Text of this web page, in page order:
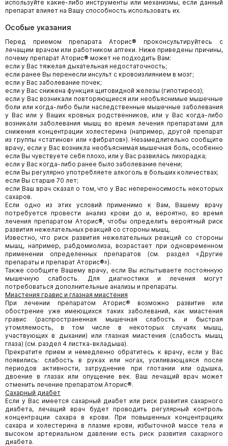
используйте какие-либо инструменты или механизмы, если данный
препарат влияет на Вашу способность использовать их.
Особые указания
Перед приемом препарата Аторис® проконсультируйтесь с
лечащим врачом или работником аптеки. Ниже приведены причины,
почему препарат Аторис® может не подходить Вам:
если у Вас тяжелая дыхательная недостаточность;
если ранее Вы перенесли инсульт с кровоизлиянием в мозг;
если у Вас заболевание почек;
если у Вас снижена функция щитовидной железы (гипотиреоз);
если у Вас возникали повторяющиеся или необъяснимые мышечные
боли или когда-либо были наследственные мышечные заболевания
у Вас или у Ваших кровных родственников, или у Вас когда-либо
возникали заболевания мышц во время лечения препаратами для
снижения концентрации холестерина (например, другой препарат
из группы «статинов» или «фибратов»). Незамедлительно сообщите
врачу, если у Вас возникла необъяснимая мышечная боль, особенно
если Вы чувствуете себя плохо, или у Вас развилась лихорадка;
если у Вас когда-либо ранее было заболевание печени;
если Вы регулярно употребляете алкоголь в больших количествах;
если Вы старше 70 лет;
если Ваш врач сказал о том, что у Вас непереносимость некоторых
сахаров.
Если одно из этих условий применимо к Вам, Вашему врачу
потребуется провести анализ крови до и, вероятно, во время
лечения препаратом Аторис®, чтобы определить вероятный риск
развития нежелательных реакций со стороны мышц.
Известно, что риск развития нежелательных реакций со стороны
мышц, например, рабдомиолиза, возрастает при одновременном
применении определенных препаратов (см. раздел «Другие
препараты и препарат Аторис®»).
Также сообщите Вашему врачу, если Вы испытываете постоянную
мышечную слабость. Для диагностики и лечения могут
потребоваться дополнительные анализы и препараты.
Миастения гравис и глазная миастения
При лечении препаратом Аторис® возможно развитие или
обострение уже имеющихся таких заболеваний, как миастения
гравис (распространенная мышечная слабость и быстрая
утомляемость, в том числе в некоторых случаях мышц,
участвующих в дыхании) или глазная миастения (слабость мышц
глаза) (см. раздел 4 листка-вкладыша).
Прекратите прием и немедленно обратитесь к врачу, если у Вас
появились: слабость в руках или ногах, усиливающаяся после
периодов активности, затруднение при глотании или одышка,
двоение в глазах или опущение век. Ваш лечащий врач может
отменить лечение препаратом Аторис®.
Сахарный диабет
Если у Вас имеется сахарный диабет или риск развития сахарного
диабета, лечащий врач будет проводить регулярный контроль
концентрации сахара в крови. При повышенных концентрациях
сахара и холестерина в плазме крови, избыточной массе тела и
высоком артериальном давлении есть риск развития сахарного
диабета.